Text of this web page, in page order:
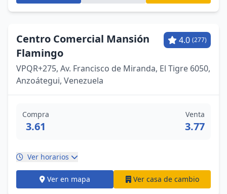
Centro Comercial Mansión
Flamingo
4.0 (277)
VPQR+275, Av. Francisco de Miranda, El Tigre 6050,
Anzoátegui, Venezuela
Compra
3.61
Venta
3.77
Ver horarios
Ver en mapa Ver casa de cambio